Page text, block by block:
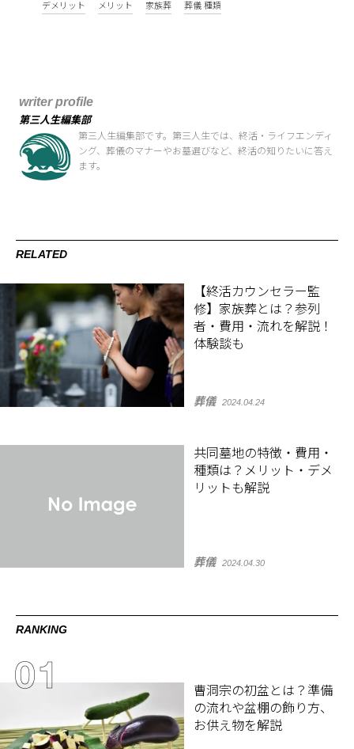
デメリット メリット 家族葬 葬儀 種類
writer profile
第三人生編集部
第三人生編集部です。第三人生では、終活・ライフエンディ
ング、葬儀のマナーやお墓選びなど、終活の知りたいに答え
ます。
RELATED
【終活カウンセラー監
修】家族葬とは？参列
者・費用・流れを解説！
体験談も
葬儀 2024.04.24
共同墓地の特徴・費用・
種類は？メリット・デメ
リットも解説
葬儀 2024.04.30
RANKING
曹洞宗の初盆とは？準備
の流れや盆棚の飾り方、
お供え物を解説